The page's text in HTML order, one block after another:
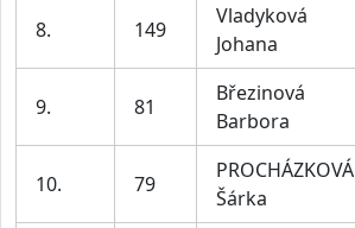
8. 149
Vladyková
Johana
9. 81
Březinová
Barbora
10. 79
PROCHÁZKOVÁ
Šárka